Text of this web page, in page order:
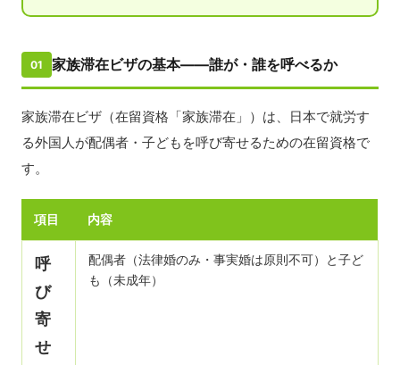
01 家族滞在ビザの基本——誰が・誰を呼べるか
家族滞在ビザ（在留資格「家族滞在」）は、日本で就労す
る外国人が配偶者・子どもを呼び寄せるための在留資格で
す。
項目 内容
呼
び
寄
せ
配偶者（法律婚のみ・事実婚は原則不可）と子ど
も（未成年）